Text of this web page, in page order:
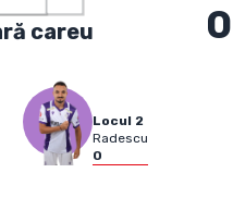
careu 0
Locul 2
Radescu
0